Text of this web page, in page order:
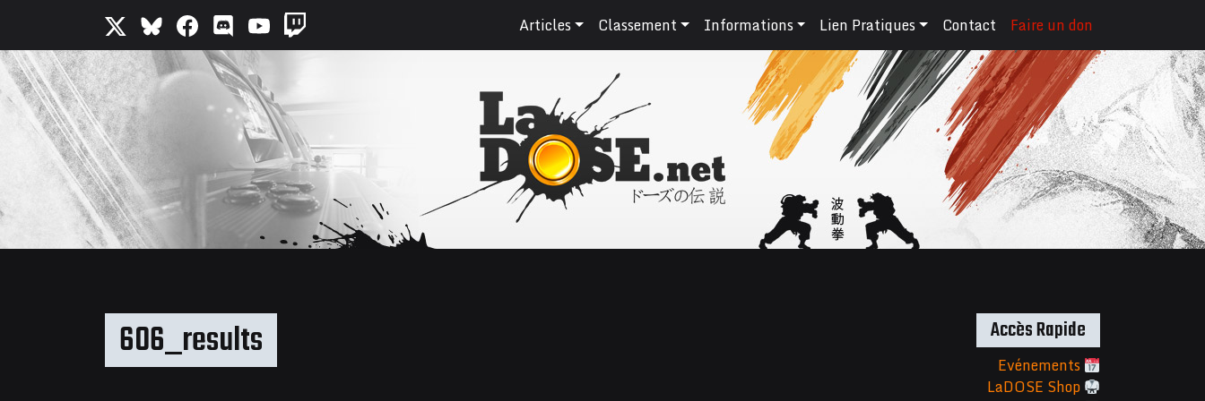
Articles Classement Informations Lien Pratiques Contact Faire un don
606_results Accès Rapide
Evénements
LaDOSE Shop